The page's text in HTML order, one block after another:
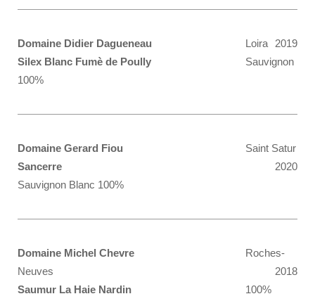
Domaine Didier Dagueneau Loira
2019
Silex Blanc Fumè de Poully
Sauvignon
100%
Domaine Gerard Fiou
Saint Satur
2020
Sancerre
Sauvignon Blanc 100%
Domaine Michel Chevre
Roches-
Neuves
2018
Saumur La Haie Nardin
100%